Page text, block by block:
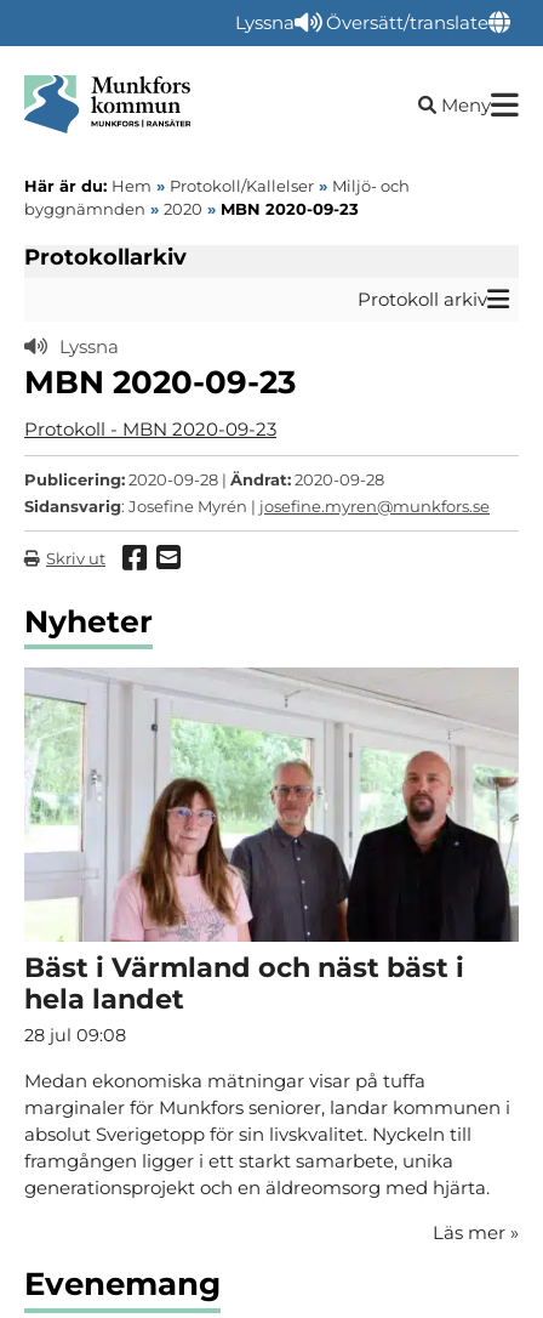
Lyssna Översätt/translate
Öppna
Meny
Här är du: Hem » Protokoll/Kallelser » Miljö- och
byggnämnden » 2020 » MBN 2020-09-23
Protokollarkiv
Protokoll arkiv
Lyssna
MBN 2020-09-23
Protokoll - MBN 2020-09-23
Publicering:2020-09-28 | Ändrat:2020-09-28
Sidansvarig: Josefine Myrén | josefine.myren@munkfors.se
Skriv ut Dela via Facebook
Dela via mail
Nyheter
Bäst i Värmland och näst bäst i
hela landet
28 jul 09:08
Medan ekonomiska mätningar visar på tuffa
marginaler för Munkfors seniorer, landar kommunen i
absolut Sverigetopp för sin livskvalitet. Nyckeln till
framgången ligger i ett starkt samarbete, unika
generationsprojekt och en äldreomsorg med hjärta.
Läs mer »
Evenemang